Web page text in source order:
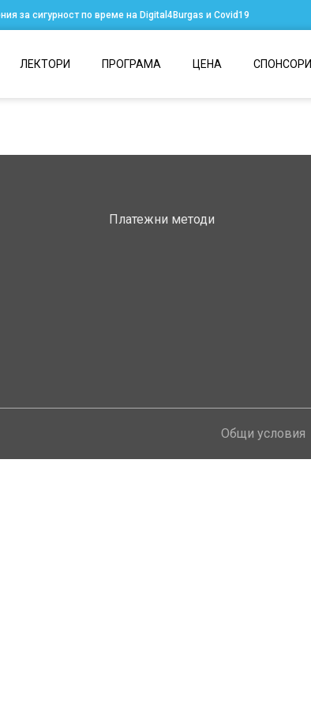
за сигурност по време на Digital4Burgas и Covid19
ЛЕКТОРИ ПРОГРАМА ЦЕНА СПОНСОРИ
Платежни методи
Общи условия